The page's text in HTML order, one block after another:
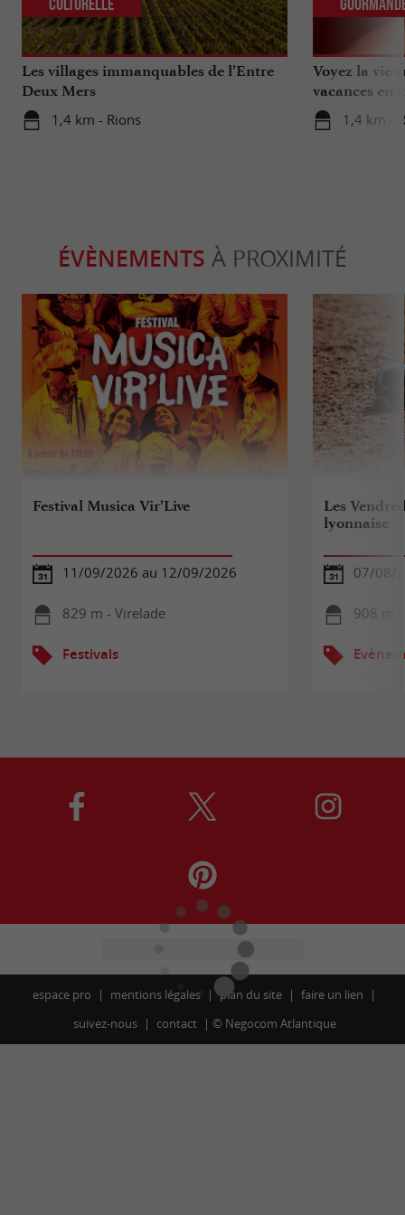
Les villages immanquables de l’Entre
Deux Mers
1,4 km - Rions
Culturelle
Voyez la vie
vacances en
1,4 km -
ÉVÈNEMENTS À PROXIMITÉ
Festival Musica Vir’Live
11/09/2026 au 12/09/2026
829 m - Virelade
Festivals
Les
lyonnaise
07/08/
908 m
espace pro mentions légales plan du site
faire un lien
suivez-nous
contact © Negocom Atlantique